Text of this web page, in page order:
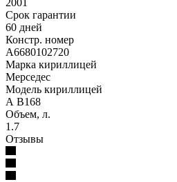
Срок гарантии
60 дней
Констр. номер
A6680102720
Марка кириллицей
Мерседес
Модель кириллицей
А В168
Объем, л.
1.7
Отзывы